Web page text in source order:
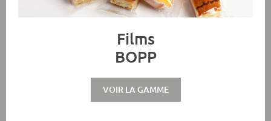
Films
BOPP
VOIR LA GAMME